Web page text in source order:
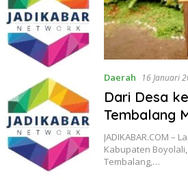
Daerah 16 Januari
Dari Desa
Tembalang
Regional II
JADIKABAR.COM –
Kabupaten
Tembalang,…